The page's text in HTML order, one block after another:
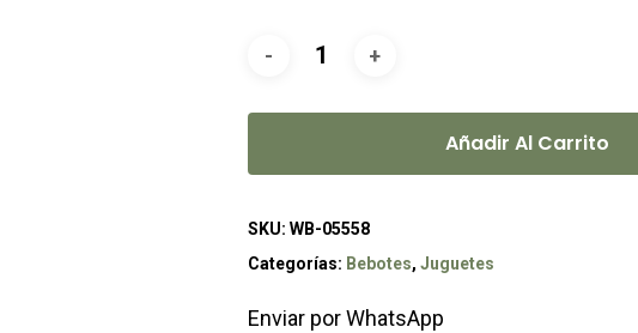
Añadir Al Carrito
SKU: WB-05558
Categorías: Bebotes, Juguetes
Enviar por WhatsApp